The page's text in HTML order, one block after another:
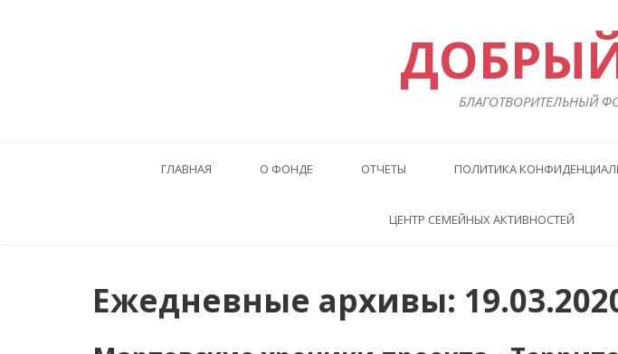
БЛАГОТВОРИТЕЛЬНЫЙ
ГЛАВНАЯ О ФОНДЕ ОТЧЕТЫ ПОЛИТИКА
ЦЕНТР СЕМЕЙНЫХ АКТИВНОСТЕЙ
Ежедневные архивы: